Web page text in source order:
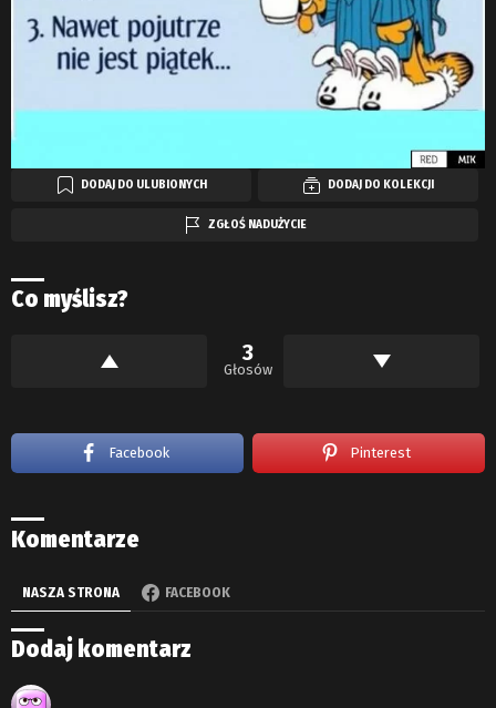
DODAJ DO ULUBIONYCH DODAJ DO KOLEKCJI
ZGŁOŚ NADUŻYCIE
Co myślisz?
3
Głosów
Facebook Pinterest
Komentarze
NASZA STRONA FACEBOOK
Dodaj komentarz